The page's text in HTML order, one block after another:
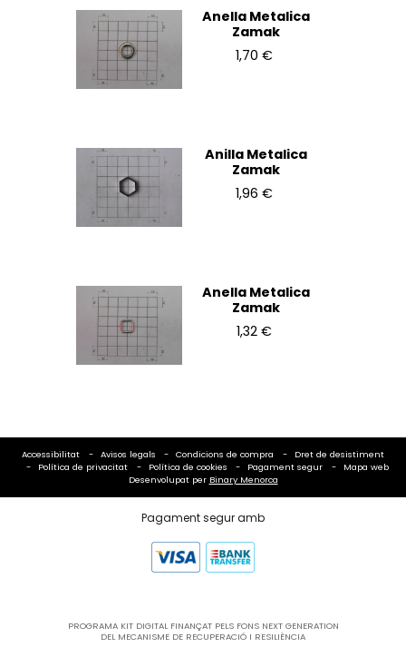
Anella Metalica
Zamak
1,70 €
Anilla Metalica
Zamak
1,96 €
Anella Metalica
Zamak
1,32 €
Accessibilitat Avisos legals Condicions de compra
Dret de desistiment
Política de privacitat
Política de cookies Pagament segur
Mapa web
Desenvolupat per Binary Menorca
Pagament segur amb
PROGRAMA KIT DIGITAL FINANÇAT PELS FONS NEXT GENERATION
DEL MECANISME DE RECUPERACIÓ I RESILIÈNCIA